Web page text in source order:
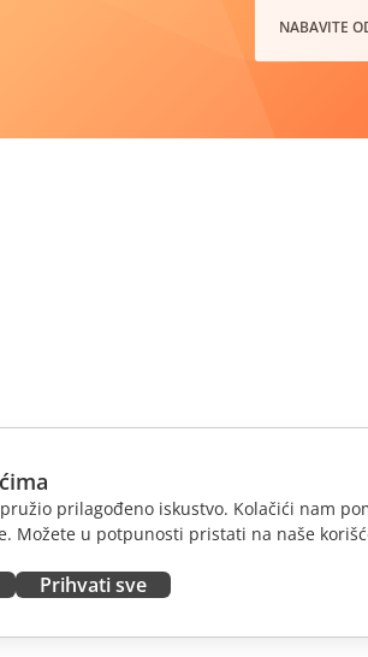
NABAVITE
prilagođeno iskustvo. Kolačići nam
Možete u potpunosti pristati na naše
Prihvati sve